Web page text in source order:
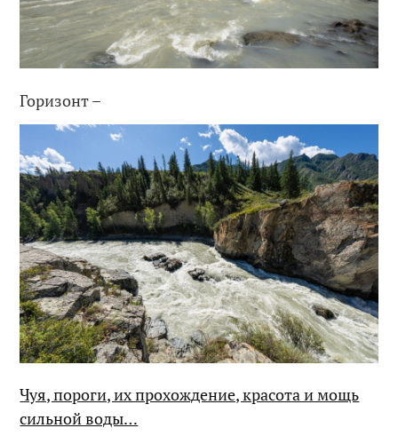
Горизонт –
Чуя, пороги, их прохождение, красота и мощь
сильной воды…